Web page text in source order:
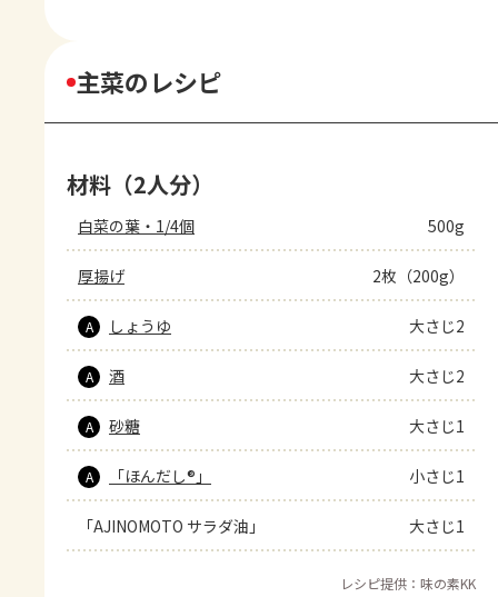
主菜のレシピ
材料（2人分）
白菜の葉・1/4個 500g
厚揚げ 2枚（200g）
A しょうゆ 大さじ2
A 酒 大さじ2
A 砂糖 大さじ1
A 「ほんだし®」 小さじ1
「AJINOMOTO サラダ油」 大さじ1
レシピ提供：味の素KK